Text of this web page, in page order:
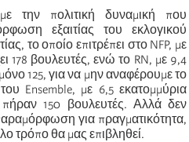
την πολιτική δυναμική που
εξαιτίας του εκλογικού
το οποίο επιτρέπει στο NFP, με
178 βουλευτές, ενώ το RN, με 9,4
125, για να μην αναφέρουμε το
Ensemble, με 6,5 εκατομμύρια
150 βουλευτές. Αλλά δεν
για πραγματικότητα,
τρόπο θα μας επιβληθεί.